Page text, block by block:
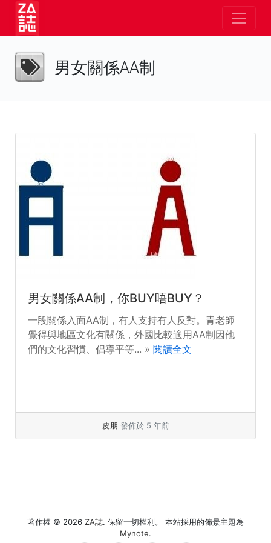
男女關係AA制
男女關係AA制，你BUY唔BUY？
一段關係入面AA制，有人支持有人反對。青老師
覺得與地區文化有關係，外國比較適用AA制因他
們的文化習慣、倡導平等... » 閱讀全文
皮朋 發佈於 5 年前
著作權 © 2026 ZA誌. 保留一切權利。 本站採用的佈景主題為
Mynote.